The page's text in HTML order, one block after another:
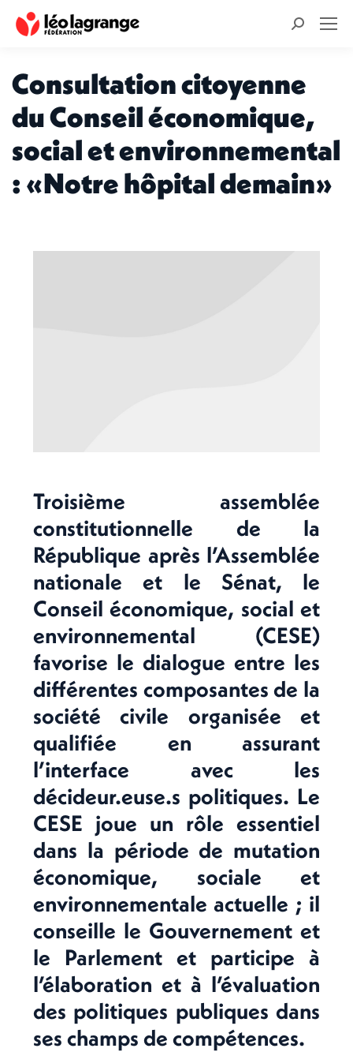
Recherche
Consultation citoyenne
du Conseil économique,
social et environnemental
: «Notre hôpital demain»
Troisième assemblée
constitutionnelle de la
République après l’Assemblée
nationale et le Sénat, le
Conseil économique, social et
environnemental (CESE)
favorise le dialogue entre les
différentes composantes de la
société civile organisée et
qualifiée en assurant
l’interface avec les
décideur.euse.s politiques. Le
CESE joue un rôle essentiel
dans la période de mutation
économique, sociale et
environnementale actuelle ; il
conseille le Gouvernement et
le Parlement et participe à
l’élaboration et à l’évaluation
des politiques publiques dans
ses champs de compétences.